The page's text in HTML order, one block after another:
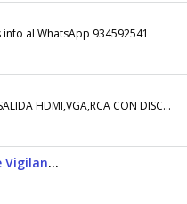
al WhatsApp 934592541
CON DISCO DURO DE 500GB
Dvr Vta Camaras de Vigilancia